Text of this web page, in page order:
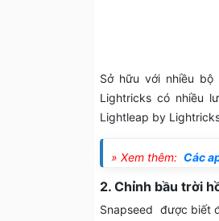
Sở hữu với nhiều
Lightricks có nhiều
Lightleap by
» Xem thêm: Các
2. Chỉnh bầu trời
Snapseed được biết